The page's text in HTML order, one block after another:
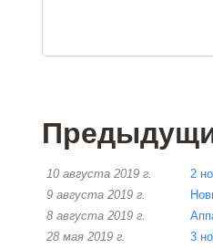
10 августа 2019 г.
2
9 августа 2019 г.
8 августа 2019 г.
28 мая 2019 г.
3